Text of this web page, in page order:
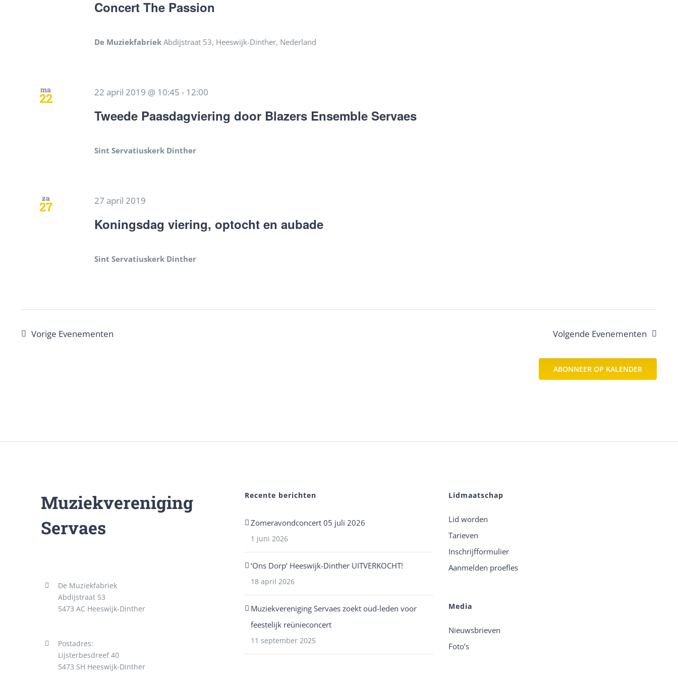
Concert The Passion
De MuziekfabriekAbdijstraat 53, Heeswijk-Dinther, Nederland
ma
22
Tweede Paasdagviering door Blazers Ensemble Servaes
22 april 2019 @ 10:45 - 12:00
Sint Servatiuskerk Dinther
za
27
Koningsdag viering, optocht en aubade
27 april 2019
Sint Servatiuskerk Dinther
Vorige Evenementen Volgende Evenementen
ABONNEER OP KALENDER
Muziekvereniging
Servaes
De Muziekfabriek
Abdijstraat 53
5473 AC Heeswijk-Dinther
Postadres:
Lijsterbesdreef 40
5473 SH Heeswijk-Dinther
Recente berichten
Zomeravondconcert 05 juli 2026
1 juni 2026
‘Ons Dorp’ Heeswijk-Dinther UITVERKOCHT!
18 april 2026
Muziekvereniging Servaes zoekt oud-leden voor
feestelijk reünieconcert
11 september 2025
Lidmaatschap
Lid worden
Tarieven
Inschrijfformulier
Aanmelden proefles
Media
Nieuwsbrieven
Foto’s